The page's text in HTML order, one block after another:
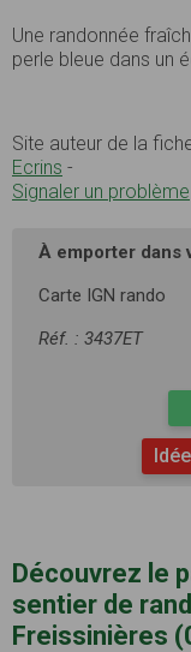
Une randonnée
perle bleue dans un
Site auteur de la
Ecrins -
Signaler un problème
À emporter dans
Carte IGN rando
Réf. : 3437ET
Découvrez le
sentier de
Freissinières